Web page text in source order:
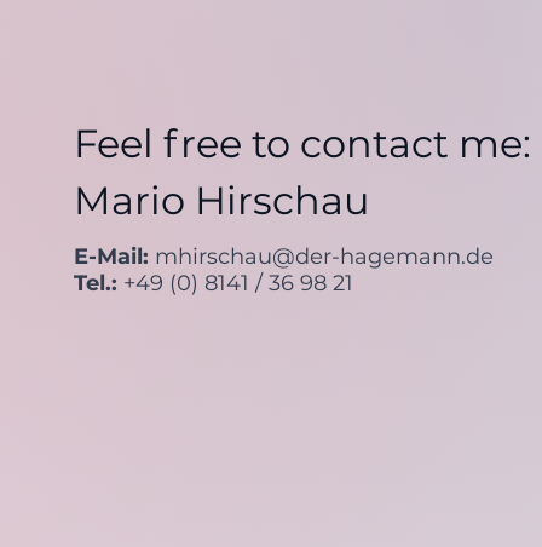
Feel free to contact me:
Mario Hirschau
E-Mail: mhirschau@der-hagemann.de
Tel.: +49 (0) 8141 / 36 98 21